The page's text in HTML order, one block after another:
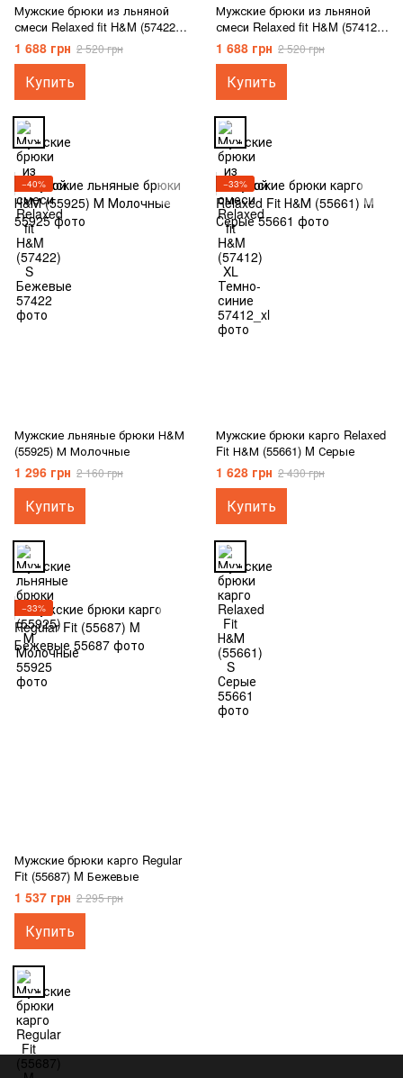
Мужские брюки из льняной
смеси Relaxed fit H&M (57422)
S Бежевые
1 688 грн 2 520 грн
Купить
Мужские брюки из льняной
смеси Relaxed fit H&M (57412)
XL Темно-синие
1 688 грн 2 520 грн
Купить
−40%
Мужские льняные брюки Н&М
(55925) М Молочные
1 296 грн 2 160 грн
Купить
−33%
Мужские брюки карго Relaxed
Fit Н&М (55661) M Серые
1 628 грн 2 430 грн
Купить
−33%
Мужские брюки карго Regular
Fit (55687) M Бежевые
1 537 грн 2 295 грн
Купить